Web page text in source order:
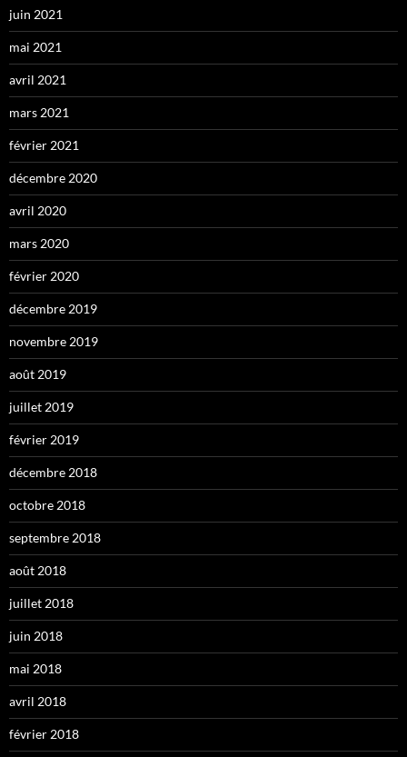
juin 2021
mai 2021
avril 2021
mars 2021
février 2021
décembre 2020
avril 2020
mars 2020
février 2020
décembre 2019
novembre 2019
août 2019
juillet 2019
février 2019
décembre 2018
octobre 2018
septembre 2018
août 2018
juillet 2018
juin 2018
mai 2018
avril 2018
février 2018